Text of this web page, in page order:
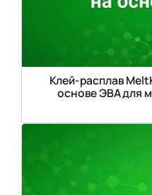
Клей-расплав
основе ЭВА для